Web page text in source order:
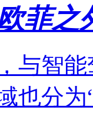
菲之
与智
也分